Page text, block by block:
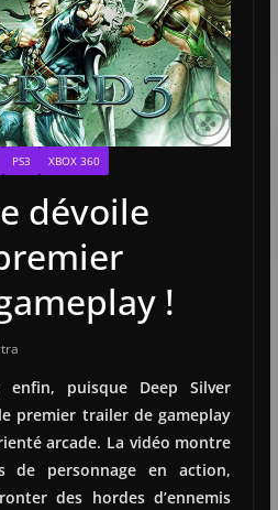
PS3 XBOX 360
dévoile
!
puisque Deep Silver
premier trailer de gameplay
arcade. La vidéo montre
de personnage en action,
des hordes d’ennemis